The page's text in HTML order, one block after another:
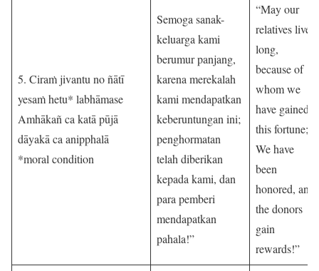
5. Ciraṁ jivantu no ñātī
yesaṁ hetu* labhāmase
Amhākañ ca katā pūjā
dāyakā ca anipphalā
*moral condition
Semoga sanak-
keluarga kami
berumur panjang,
karena merekalah
kami mendapatkan
keberuntungan ini;
penghormatan
telah diberikan
kepada kami, dan
para pemberi
mendapatkan
pahala!”
“May our
relatives live
long,
because of
whom we
have gained
this fortune;
We have
been
honored, and
the donors
gain
rewards!”